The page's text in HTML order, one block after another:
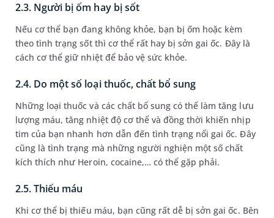
2.3. Người bị ốm hay bị sốt
Nếu cơ thể bạn đang không khỏe, bạn bị ốm hoặc kèm
theo tình trạng sốt thì cơ thể rất hay bị sởn gai ốc. Đây là
cách cơ thể giữ nhiệt để bảo vệ sức khỏe.
2.4. Do một số loại thuốc, chất bổ sung
Những loại thuốc và các chất bổ sung có thể làm tăng lưu
lượng máu, tăng nhiệt độ cơ thể và đồng thời khiến nhịp
tim của bạn nhanh hơn dẫn đến tình trạng nổi gai ốc. Đây
cũng là tình trạng mà những người nghiện một số chất
kích thích như Heroin, cocaine,… có thể gặp phải.
2.5. Thiếu máu
Khi cơ thể bị thiếu máu, bạn cũng rất dễ bị sởn gai ốc. Bên